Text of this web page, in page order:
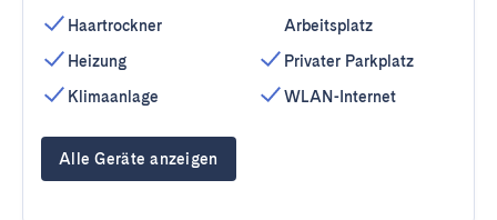
Haartrockner
Heizung
Klimaanlage
Arbeitsplatz
Privater Parkplatz
WLAN-Internet
Alle Geräte anzeigen